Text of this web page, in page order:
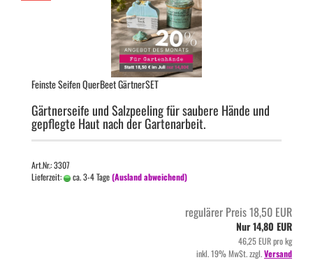
Feins­te Sei­fen Quer­Beet Gärt­ner­SET
Gärt­ner­sei­fe und Salz­pee­ling für sau­be­re Hände und
ge­pfleg­te Haut nach der Gar­ten­ar­beit.
Art.Nr.: 3307
Lieferzeit:
ca. 3-4 Tage(Ausland abweichend)
regulärer Preis 18,50 EUR
Nur 14,80 EUR
46,25 EUR pro kg
inkl. 19% MwSt. zzgl.Versand